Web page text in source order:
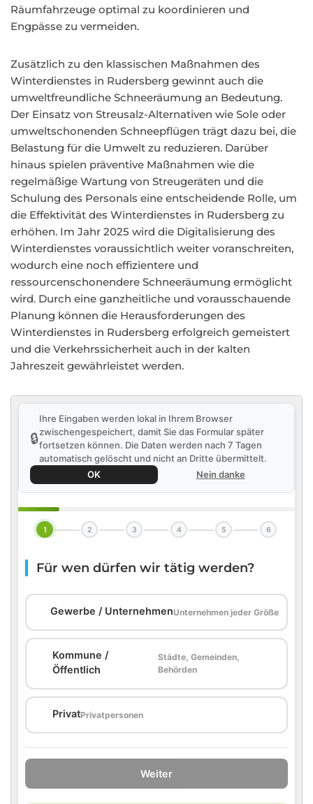
Räumfahrzeuge optimal zu koordinieren und
Engpässe zu vermeiden.
Zusätzlich zu den klassischen Maßnahmen des
Winterdienstes in Rudersberg gewinnt auch die
umweltfreundliche Schneeräumung an Bedeutung.
Der Einsatz von Streusalz-Alternativen wie Sole oder
umweltschonenden Schneepflügen trägt dazu bei, die
Belastung für die Umwelt zu reduzieren. Darüber
hinaus spielen präventive Maßnahmen wie die
regelmäßige Wartung von Streugeräten und die
Schulung des Personals eine entscheidende Rolle, um
die Effektivität des Winterdienstes in Rudersberg zu
erhöhen. Im Jahr 2025 wird die Digitalisierung des
Winterdienstes voraussichtlich weiter voranschreiten,
wodurch eine noch effizientere und
ressourcenschonendere Schneeräumung ermöglicht
wird. Durch eine ganzheitliche und vorausschauende
Planung können die Herausforderungen des
Winterdienstes in Rudersberg erfolgreich gemeistert
und die Verkehrssicherheit auch in der kalten
Jahreszeit gewährleistet werden.
🔒
Ihre Eingaben werden lokal in Ihrem Browser
zwischengespeichert, damit Sie das Formular später
fortsetzen können. Die Daten werden nach 7 Tagen
automatisch gelöscht und nicht an Dritte übermittelt.
OK
Nein danke
1 2 3 4 5 6
Für wen dürfen wir tätig werden?
Gewerbe / UnternehmenUnternehmen jeder Größe
Kommune /
Öffentlich
Städte, Gemeinden,
Behörden
PrivatPrivatpersonen
Weiter